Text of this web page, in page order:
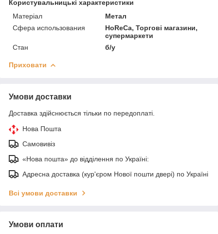
Користувальницькі характеристики
Матеріал
Метал
Сфера использования
HoReCa, Торгові магазини,
супермаркети
Стан
б/у
Приховати
Умови доставки
Доставка здійснюється тільки по передоплаті.
Нова Пошта
Самовивіз
«Нова пошта» до відділення по Україні:
Адресна доставка (кур'єром Нової пошти двері) по Україні
Всі умови доставки
Умови оплати